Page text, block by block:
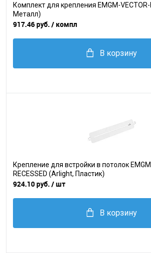
Комплект для крепления EMGM-
Металл)
917.46 руб. / компл
В корзину
Крепление для встройки в потолок
RECESSED (Arlight, Пластик)
924.10 руб. / шт
В корзину